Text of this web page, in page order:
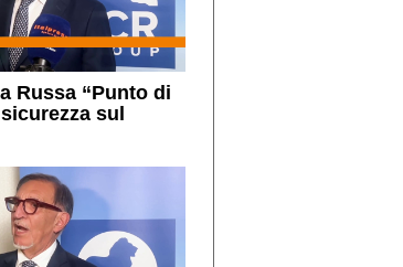
Russa “Punto di
sul